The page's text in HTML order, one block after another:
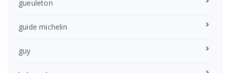
gueuleton
guide michelin
guy